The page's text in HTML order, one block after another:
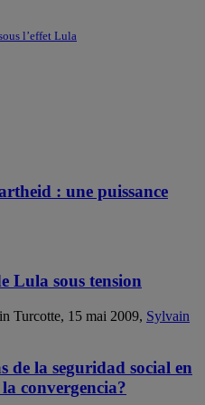
l’effet Lula
: une puissance
Lula sous tension
Turcotte, 15 mai 2009, Sylvain
de la seguridad social en
convergencia?